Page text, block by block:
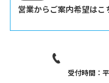
営業からご案内希望はこ
受付時間：